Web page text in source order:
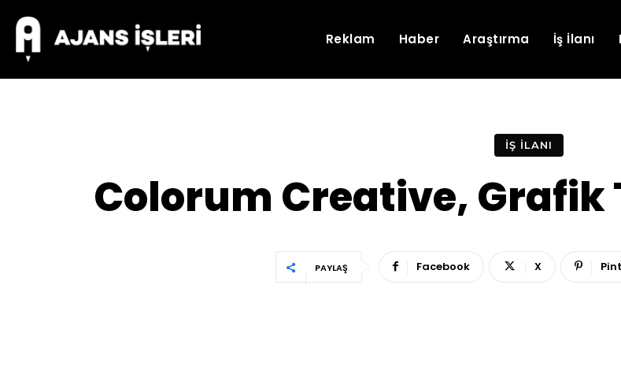
Reklam Haber Araştırma İş İlanı
İŞ İLANI
Colorum Creative, Grafik
PAYLAŞ Facebook X